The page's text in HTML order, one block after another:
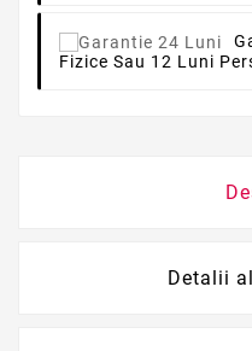
Fizice Sau 12 Luni
Detalii